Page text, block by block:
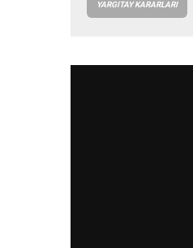
YARGITAY KARARLARI